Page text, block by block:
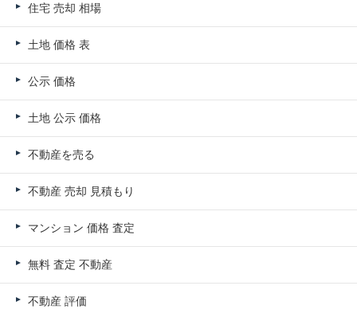
住宅 売却 相場
土地 価格 表
公示 価格
土地 公示 価格
不動産を売る
不動産 売却 見積もり
マンション 価格 査定
無料 査定 不動産
不動産 評価